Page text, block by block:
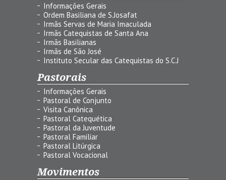
Informações Gerais
Ordem Basiliana de S.Josafat
Irmãs Servas de Maria Imaculada
Irmãs Catequistas de Santa Ana
Irmãs Basilianas
Irmãs de São José
Instituto Secular das Catequistas do S.C.J
Pastorais
Informações Gerais
Pastoral de Conjunto
Visita Canônica
Pastoral Catequética
Pastoral da Juventude
Pastoral Familiar
Pastoral Litúrgica
Pastoral Vocacional
Movimentos